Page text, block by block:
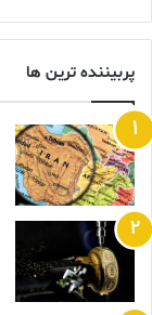
پربیننده ترین ها